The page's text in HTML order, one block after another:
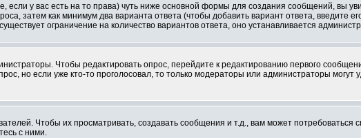
если у вас есть на то права) чуть ниже основной формы для создания сообщений, вы
затем как минимум два варианта ответа (чтобы добавить вариант ответа, введите
ограничение на количество вариантов ответа, оно устанавливается
Чтобы редактировать опрос, перейдите к редактированию первого
но если уже кто-то проголосовал, то только модераторы или администраторы могут
Чтобы их просматривать, создавать сообщения и т.д., вам может потребоваться
с ними.